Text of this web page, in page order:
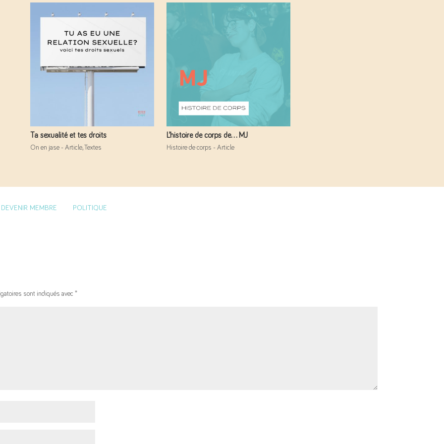
Ta sexualité et tes droits
On en jase - Article,Textes
L’histoire de corps de… MJ
Histoire de corps - Article
DEVENIR MEMBRE POLITIQUE
sont indiqués avec*